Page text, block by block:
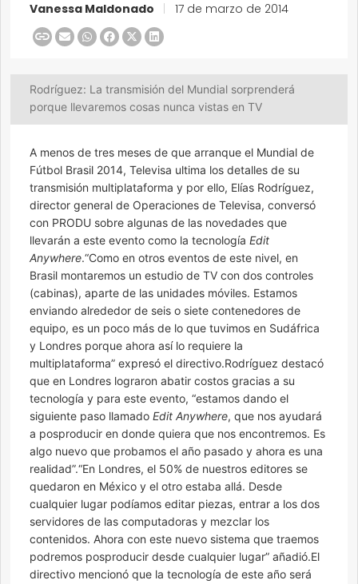
Vanessa Maldonado 17 de marzo de 2014
Rodríguez: La transmisión del Mundial sorprenderá
porque llevaremos cosas nunca vistas en TV
A menos de tres meses de que arranque el Mundial de
Fútbol Brasil 2014, Televisa ultima los detalles de su
transmisión multiplataforma y por ello, Elías Rodríguez,
director general de Operaciones de Televisa, conversó
con PRODU sobre algunas de las novedades que
llevarán a este evento como la tecnología Edit
Anywhere.“Como en otros eventos de este nivel, en
Brasil montaremos un estudio de TV con dos controles
(cabinas), aparte de las unidades móviles. Estamos
enviando alrededor de seis o siete contenedores de
equipo, es un poco más de lo que tuvimos en Sudáfrica
y Londres porque ahora así lo requiere la
multiplataforma” expresó el directivo.Rodríguez destacó
que en Londres lograron abatir costos gracias a su
tecnología y para este evento, “estamos dando el
siguiente paso llamado Edit Anywhere, que nos ayudará
a posproducir en donde quiera que nos encontremos. Es
algo nuevo que probamos el año pasado y ahora es una
realidad”.“En Londres, el 50% de nuestros editores se
quedaron en México y el otro estaba allá. Desde
cualquier lugar podíamos editar piezas, entrar a los dos
servidores de las computadoras y mezclar los
contenidos. Ahora con este nuevo sistema que traemos
podremos posproducir desde cualquier lugar” añadió.El
directivo mencionó que la tecnología de este año será